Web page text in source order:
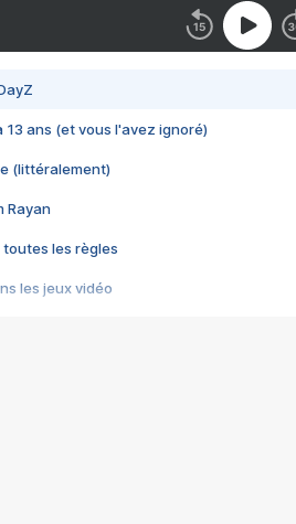
13 ans (et vous l'avez ignoré)
(littéralement)
Rayan
toutes les règles
les jeux vidéo